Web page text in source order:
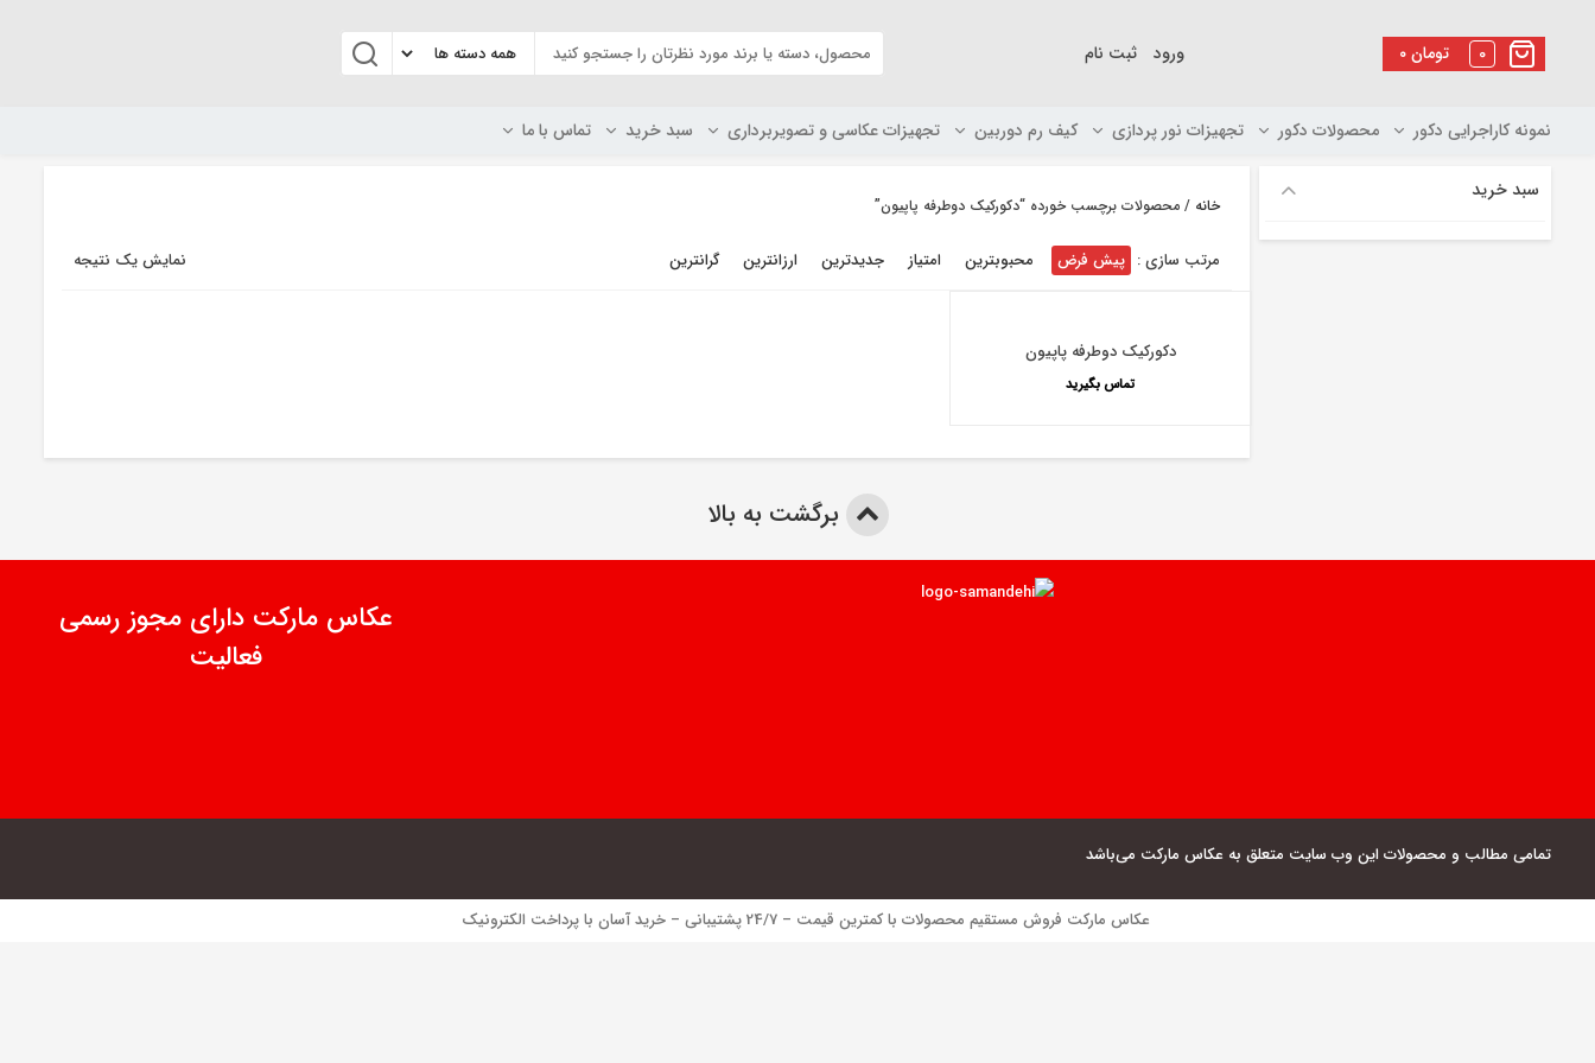
۰تومان 0 ورود ثبت نام
نمونه کاراجرایی دکور محصولات دکور تجهیزات نور پردازی کیف رم دوربین تجهیزات عکاسی و تصویربرداری سبد خرید تماس با ما
خانه / محصولات برچسب خورده “دکورکیک دوطرفه پاپیون”
نمایش یک نتیجه مرتب سازی : پیش فرض محبوبترین امتیاز جدیدترین ارزانترین گرانترین
دکورکیک دوطرفه پاپیون
تماس بگیرید
سبد خرید
برگشت به بالا
عکاس مارکت دارای مجوز رسمی
فعالیت
تمامی مطالب و محصولات این وب سایت متعلق به عکاس مارکت می‌باشد
عکاس مارکت فروش مستقیم محصولات با کمترین قیمت – 24/7 پشتیبانی – خرید آسان با پرداخت الکترونیک